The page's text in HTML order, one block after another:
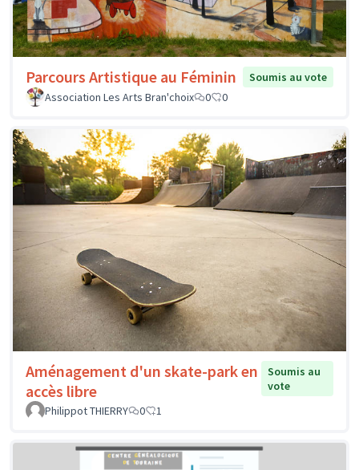
Parcours Artistique au Féminin
Soumis au vote
Association Les Arts Bran'choix
0 0
Aménagement d'un skate-park en
accès libre
Soumis au
vote
Philippot THIERRY
0 1